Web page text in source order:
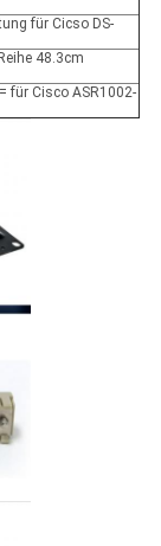
für Cicso DS-
48.3cm
für Cisco ASR1002-